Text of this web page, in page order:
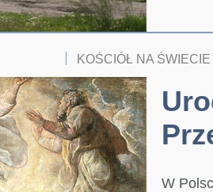
KOŚCIÓŁ NA ŚWIECIE
W